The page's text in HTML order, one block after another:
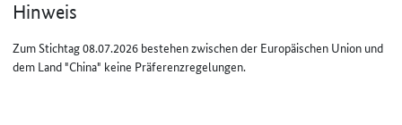
Hinweis
Zum Stichtag 08.07.2026 bestehen zwischen der Europäischen Union und
dem Land "China" keine Präferenzregelungen.